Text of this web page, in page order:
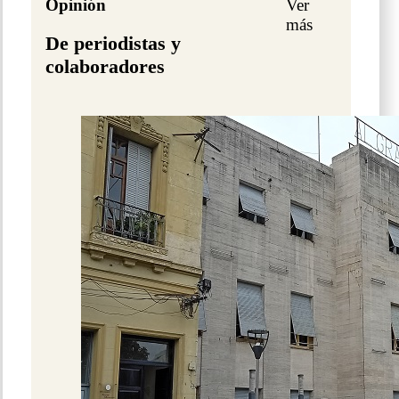
Opinión
De periodistas y
colaboradores
Ver
más